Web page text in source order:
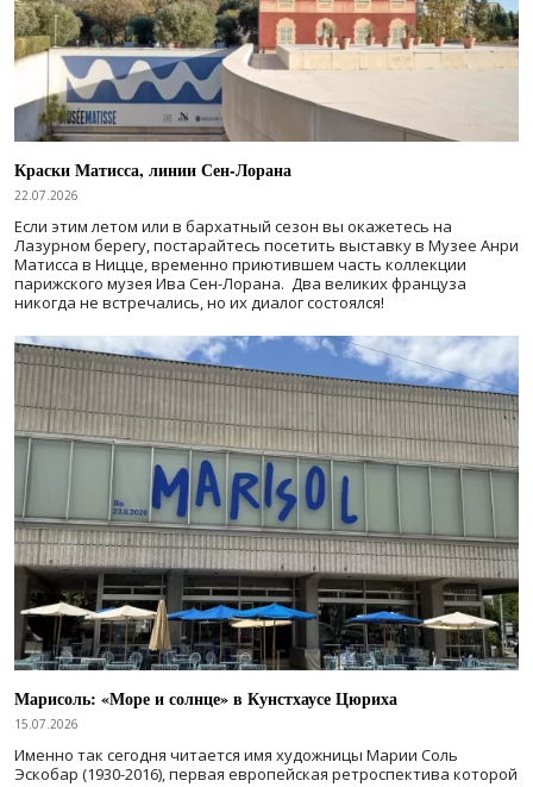
Краски Матисса, линии Сен-Лорана
22.07.2026
Если этим летом или в бархатный сезон вы окажетесь на
Лазурном берегу, постарайтесь посетить выставку в Музее Анри
Матисса в Ницце, временно приютившем часть коллекции
парижского музея Ива Сен-Лорана. Два великих француза
никогда не встречались, но их диалог состоялся!
Марисоль: «Море и солнце» в Кунстхаусе Цюриха
15.07.2026
Именно так сегодня читается имя художницы Марии Соль
Эскобар (1930-2016), первая европейская ретроспектива которой